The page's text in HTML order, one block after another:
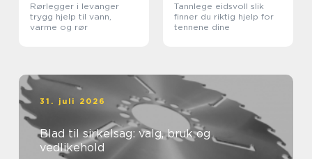
Rørlegger i levanger
trygg hjelp til vann,
varme og rør
Tannlege eidsvoll slik
finner du riktig hjelp for
tennene dine
31. juli 2026
Blad til sirkelsag: valg, bruk og
vedlikehold